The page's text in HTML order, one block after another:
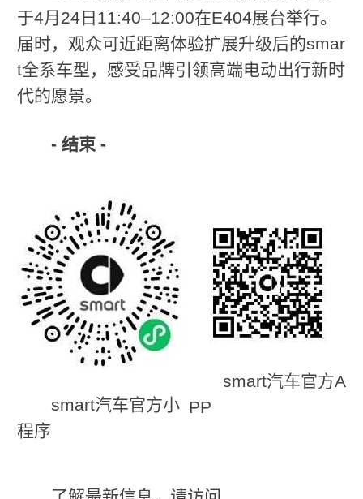
于4月24日11:40–12:00在E404展台举行。
届时，观众可近距离体验扩展升级后的smar
t全系车型，感受品牌引领高端电动出行新时
代的愿景。
- 结束 -
smart汽车官方小
程序
smart汽车官方A
PP